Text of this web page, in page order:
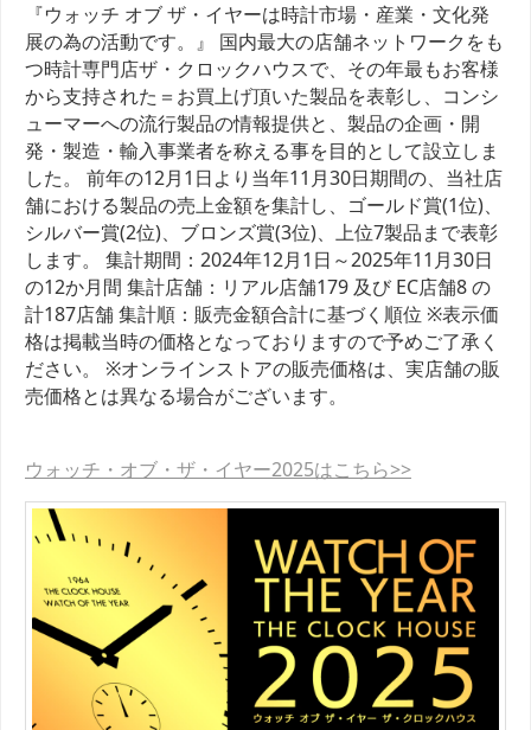
『ウォッチ オブ ザ・イヤーは時計市場・産業・文化発
展の為の活動です。』 国内最大の店舗ネットワークをも
つ時計専門店ザ・クロックハウスで、その年最もお客様
から支持された＝お買上げ頂いた製品を表彰し、コンシ
ューマーへの流行製品の情報提供と、製品の企画・開
発・製造・輸入事業者を称える事を目的として設立しま
した。 前年の12月1日より当年11月30日期間の、当社店
舗における製品の売上金額を集計し、ゴールド賞(1位)、
シルバー賞(2位)、ブロンズ賞(3位)、上位7製品まで表彰
します。 集計期間：2024年12月1日～2025年11月30日
の12か月間 集計店舗：リアル店舗179 及び EC店舗8 の
計187店舗 集計順：販売金額合計に基づく順位 ※表示価
格は掲載当時の価格となっておりますので予めご了承く
ださい。 ※オンラインストアの販売価格は、実店舗の販
売価格とは異なる場合がございます。
ウォッチ・オブ・ザ・イヤー2025はこちら>>